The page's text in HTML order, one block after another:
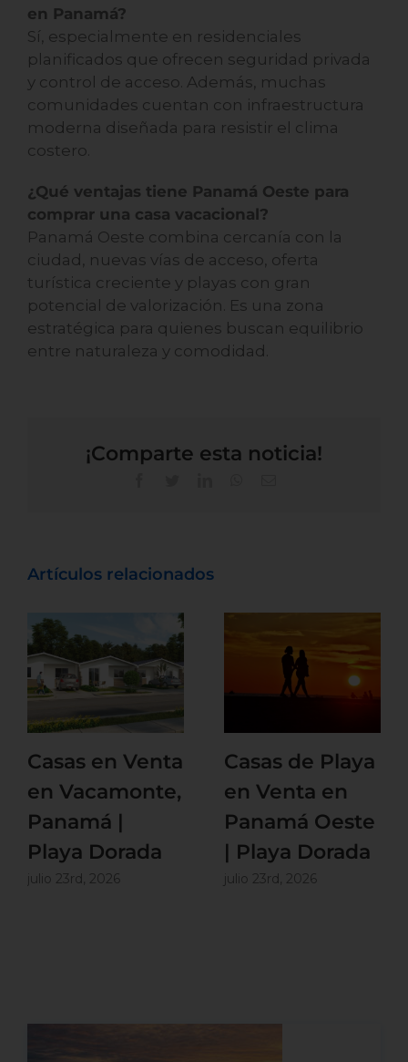
en Panamá?
Sí, especialmente en residenciales
planificados que ofrecen seguridad privada
y control de acceso. Además, muchas
comunidades cuentan con infraestructura
moderna diseñada para resistir el clima
costero.
¿Qué ventajas tiene Panamá Oeste para
comprar una casa vacacional?
Panamá Oeste combina cercanía con la
ciudad, nuevas vías de acceso, oferta
turística creciente y playas con gran
potencial de valorización. Es una zona
estratégica para quienes buscan equilibrio
entre naturaleza y comodidad.
¡Comparte esta noticia!
Artículos relacionados
Casas en Venta
en Vacamonte,
Panamá |
Playa Dorada
julio 23rd, 2026
Casas de Playa
en Venta en
Panamá Oeste
| Playa Dorada
julio 23rd, 2026